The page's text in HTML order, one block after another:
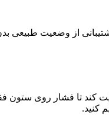
از وضعیت طبیعی
کند تا فشار روی ستون
کنید.